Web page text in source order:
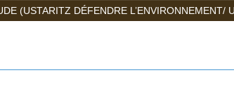
(USTARITZ DÉFENDRE